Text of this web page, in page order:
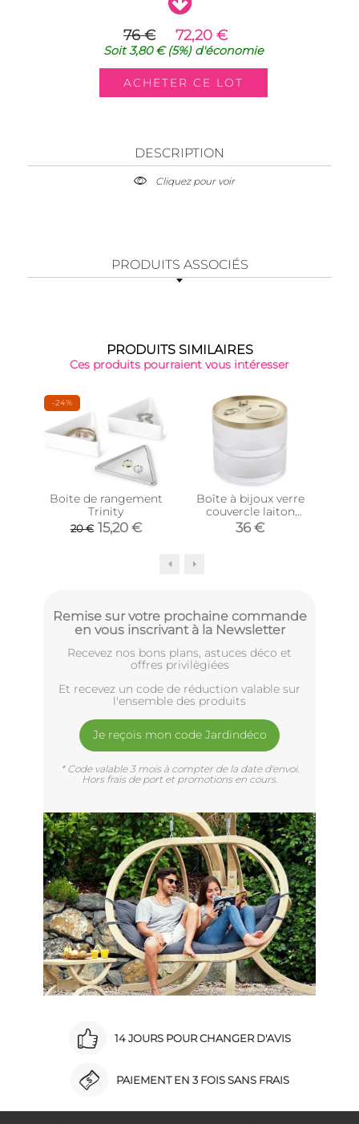
76 € 72,20 €
Soit3,80 €(5%) d'économie
DESCRIPTION
Cliquez pour voir
PRODUITS ASSOCIÉS
PRODUITS SIMILAIRES
Ces produits pourraient vous intéresser
-24%
Boite de rangement
Trinity
20 € 15,20 €
Boîte à bijoux verre
couvercle laiton
Tesora
36 €
Remise sur votre prochaine commande
en vous inscrivant à la Newsletter
Recevez nos bons plans, astuces déco et
offres privilègiées
Et recevez un code de réduction valable sur
l'ensemble des produits
Je reçois mon code Jardindéco
* Code valable 3 mois à compter de la date d'envoi.
Hors frais de port et promotions en cours.
14 JOURS POUR CHANGER D'AVIS
PAIEMENT EN 3 FOIS SANS FRAIS